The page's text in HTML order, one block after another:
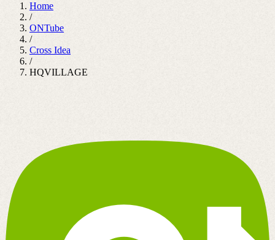
Home
/
ONTube
/
Cross Idea
/
HQVILLAGE